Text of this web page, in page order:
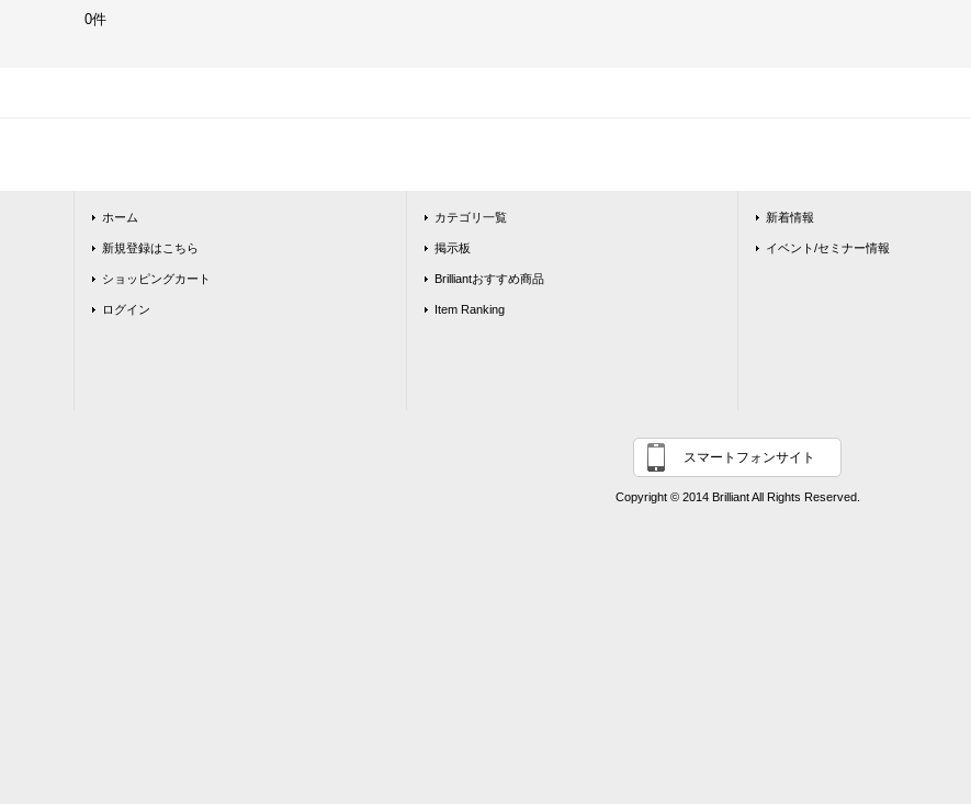
0件
ホーム
新規登録はこちら
ショッピングカート
ログイン
カテゴリ一覧
掲示板
Brilliantおすすめ商品
Item Ranking
新着情報
イベント/セミナー情報
スマートフォンサイト
Copyright © 2014 Brilliant All Rights Reserved.